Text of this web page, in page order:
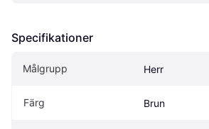
Specifikationer
Målgrupp Herr
Färg Brun